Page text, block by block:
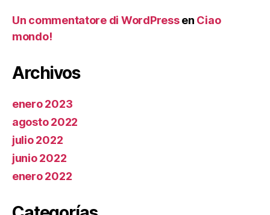
Un commentatore di WordPressen Ciao
mondo!
Archivos
enero 2023
agosto 2022
julio 2022
junio 2022
enero 2022